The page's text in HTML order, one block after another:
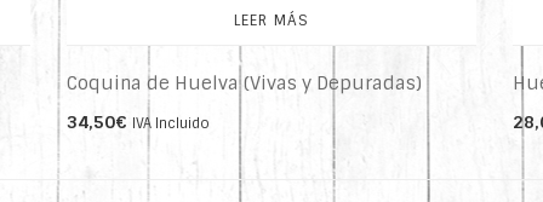
LEER MÁS
Coquina de Huelva (Vivas y Depuradas)
34,50€ IVA Incluido